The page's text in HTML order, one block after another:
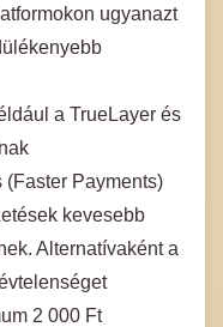
ugyanazt
a TrueLayer és
Payments)
kevesebb
Alternatívaként a
2 000 Ft